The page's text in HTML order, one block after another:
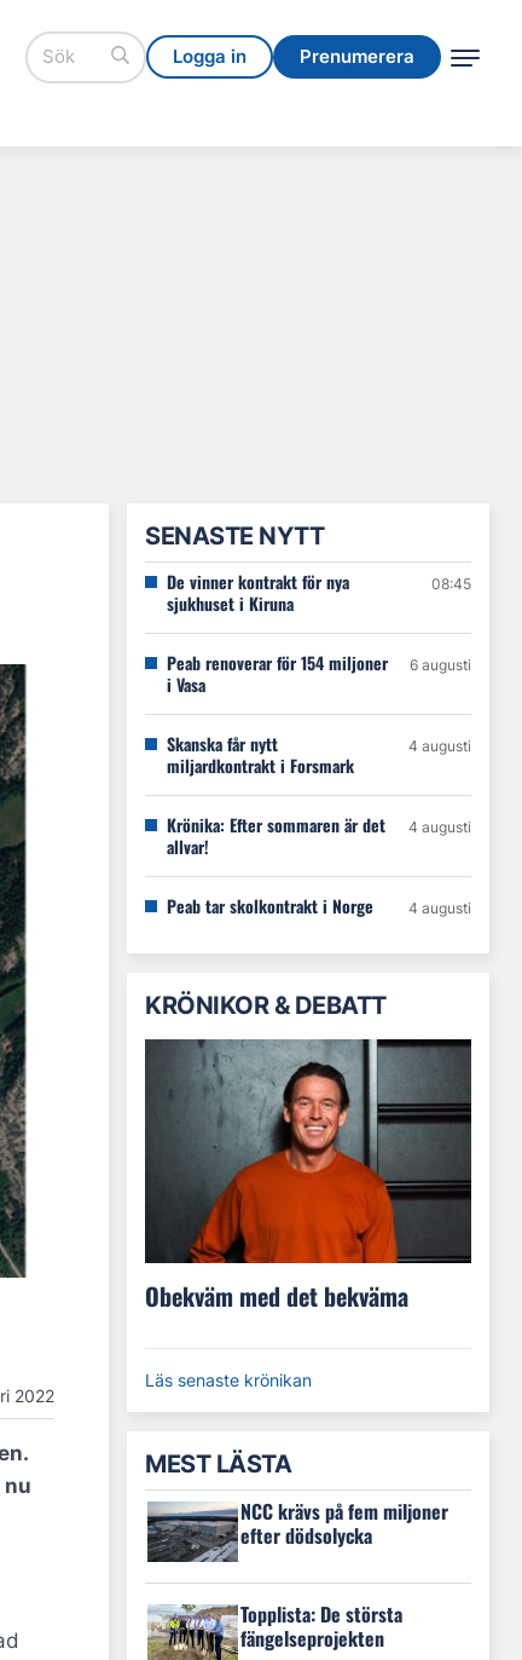
Logga in Prenumerera
Logga in Prenumerera
2022
nu
SENASTE NYTT
De vinner kontrakt för nya
sjukhuset i Kiruna
08:45
Peab renoverar för 154 miljoner
i Vasa
6 augusti
Skanska får nytt
miljardkontrakt i Forsmark
4 augusti
Krönika: Efter sommaren är det
allvar!
4 augusti
Peab tar skolkontrakt i Norge 4 augusti
KRÖNIKOR & DEBATT
Obekväm med det bekväma
Läs senaste krönikan
MEST LÄSTA
NCC krävs på fem miljoner
efter dödsolycka
Topplista: De största
fängelseprojekten